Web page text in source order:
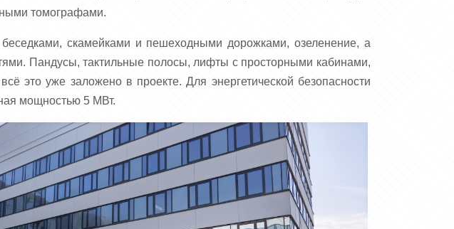
томографами.
скамейками и пешеходными дорожками, озеленение, а
Пандусы, тактильные полосы, лифты с просторными кабинами,
это уже заложено в проекте. Для энергетической безопасности
мощностью 5 МВт.